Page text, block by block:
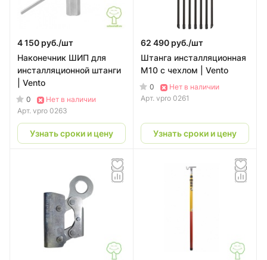
4 150 руб./шт
Наконечник ШИП для
инсталляционной штанги
| Vento
0
Нет в наличии
Арт. vpro 0263
Узнать сроки и цену
62 490 руб./шт
Штанга инсталляционная
М10 с чехлом | Vento
0
Нет в наличии
Арт. vpro 0261
Узнать сроки и цену